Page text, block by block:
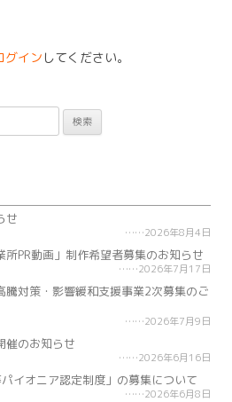
グイン してください。
せ
2026年8月4日
PR動画」制作希望者募集のお知らせ
2026年7月17日
騰対策・影響緩和支援事業2次募集のご
2026年7月9日
催のお知らせ
2026年6月16日
イオニア認定制度」の募集について
2026年6月8日